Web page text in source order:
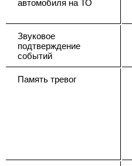
автомобиля на ТО
Звуковое
подтверждение
событий
Память тревог